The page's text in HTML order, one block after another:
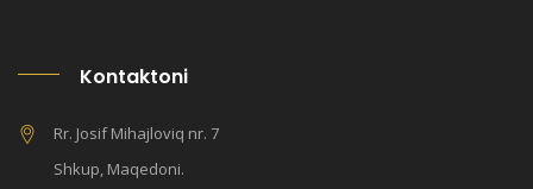
Kontaktoni
Rr. Josif Mihajloviq nr. 7
Shkup, Maqedoni.